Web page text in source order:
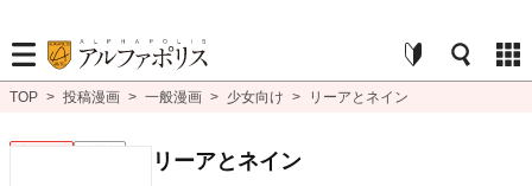
TOP > 投稿漫画 > 一般漫画 > 少女向け > リーアとネイン
リーアとネイン